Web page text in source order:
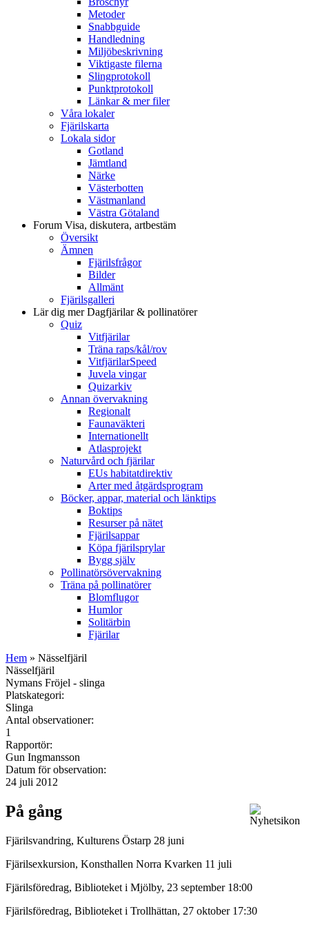
Metoder
Snabbguide
Handledning
Miljöbeskrivning
Viktigaste filerna
Slingprotokoll
Punktprotokoll
Länkar & mer filer
Våra lokaler
Fjärilskarta
Lokala sidor
Gotland
Jämtland
Närke
Västerbotten
Västmanland
Västra Götaland
Forum Visa, diskutera, artbestäm
Översikt
Ämnen
Fjärilsfrågor
Bilder
Allmänt
Fjärilsgalleri
Lär dig merDagfjärilar & pollinatörer
Quiz
Vitfjärilar
Träna raps/kål/rov
VitfjärilarSpeed
Juvela vingar
Quizarkiv
Annan övervakning
Regionalt
Faunaväkteri
Internationellt
Atlasprojekt
Naturvård och fjärilar
EUs habitatdirektiv
Arter med åtgärdsprogram
Böcker, appar, material och länktips
Boktips
Resurser på nätet
Fjärilsappar
Köpa fjärilsprylar
Bygg själv
Pollinatörsövervakning
Träna på pollinatörer
Blomflugor
Humlor
Solitärbin
Fjärilar
Hem » Nässelfjäril
Nässelfjäril
Nymans Fröjel - slinga
Platskategori:
Slinga
Antal observationer:
1
Rapportör:
Gun Ingmansson
Datum för observation:
24 juli 2012
På gång
Fjärilsvandring, Kulturens Östarp 28 juni
Fjärilsexkursion, Konsthallen Norra Kvarken 11 juli
Fjärilsföredrag, Biblioteket i Mjölby, 23 september 18:00
Fjärilsföredrag, Biblioteket i Trollhättan, 27 oktober 17:30